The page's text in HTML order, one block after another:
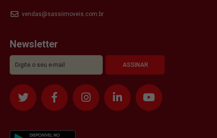
vendas@sassiimoveis.com.br
Newsletter